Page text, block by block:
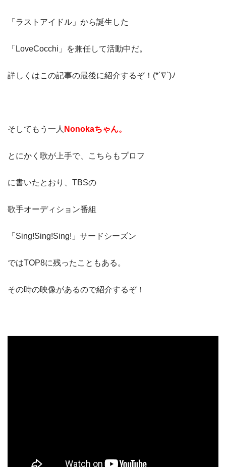
「ラストアイドル」から誕生した
「LoveCocchi」を兼任して活動中だ。
詳しくはこの記事の最後に紹介するぞ！(*´∇`)ﾉ
そしてもう一人 Nonokaちゃん。
とにかく歌が上手で、こちらもプロフ
に書いたとおり、TBSの
歌手オーディション番組
「Sing!Sing!Sing!」サードシーズン
ではTOP8に残ったこともある。
その時の映像があるので紹介するぞ！